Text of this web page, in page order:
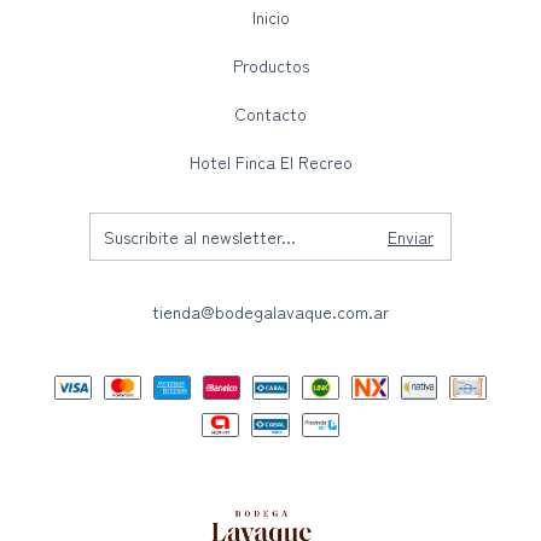
Inicio
Productos
Contacto
Hotel Finca El Recreo
tienda@bodegalavaque.com.ar